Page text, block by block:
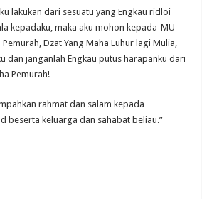
lakukan dari sesuatu yang Engkau ridloi
kepadaku, maka aku mohon kepada-MU
Dzat Yang Maha Luhur lagi Mulia,
dan janganlah Engkau putus harapanku dari
Pemurah!
rahmat dan salam kepada
beserta keluarga dan sahabat beliau.”